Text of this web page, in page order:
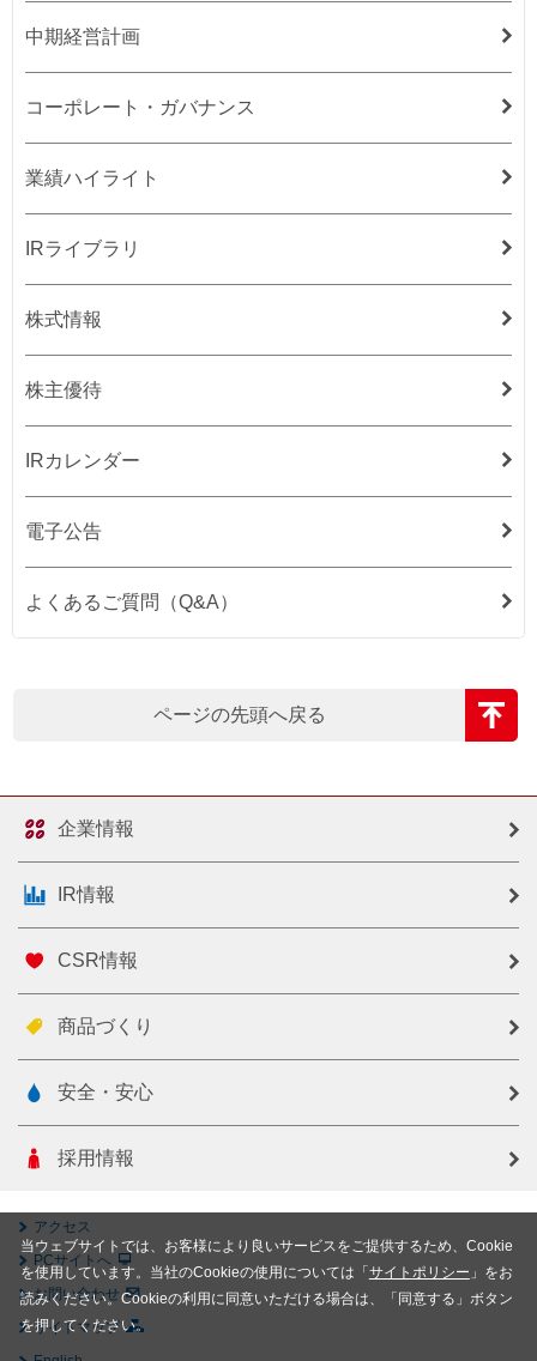
当ウェブサイトでは、お客様により良いサービスをご提供するため、Cookie
を使用しています。当社のCookieの使用については「 サイトポリシー 」をお
読みください。Cookieの利用に同意いただける場合は、「同意する」ボタン
を押してください。
中期経営計画
コーポレート・ガバナンス
業績ハイライト
IRライブラリ
株式情報
株主優待
IRカレンダー
電子公告
よくあるご質問（Q&A）
ページの先頭へ戻る
企業情報
IR情報
CSR情報
商品づくり
安全・安心
採用情報
アクセス
PCサイトへ
お問い合わせ
サイトマップ